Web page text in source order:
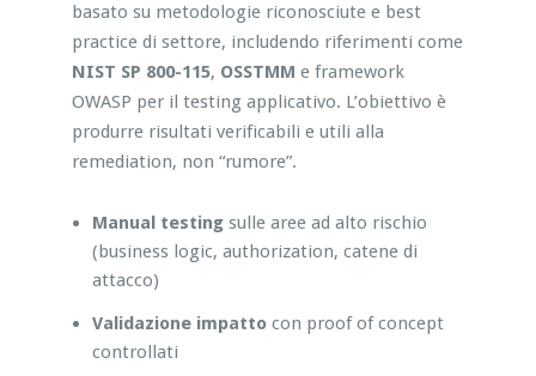
basato su metodologie riconosciute e best
practice di settore, includendo riferimenti come
NIST SP 800-115, OSSTMM e framework
OWASP per il testing applicativo. L’obiettivo è
produrre risultati verificabili e utili alla
remediation, non “rumore”.
Manual testingsulle aree ad alto rischio
(business logic, authorization, catene di
attacco)
Validazione impattocon proof of concept
controllati